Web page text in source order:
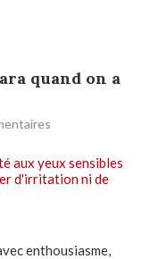
quand on a
enthousiasme,